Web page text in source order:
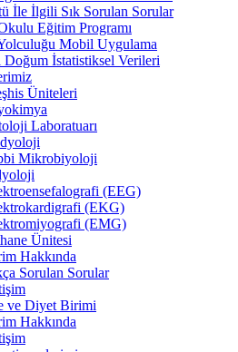
İle İlgili Sık Sorulan Sorular
Eğitim Programı
Mobil Uygulama
Doğum İstatistiksel Verileri
Üniteleri
Laboratuarı
Mikrobiyoloji
(EEG)
(EKG)
(EMG)
Ünitesi
Hakkında
Sorulan Sorular
ve Diyet Birimi
Hakkında